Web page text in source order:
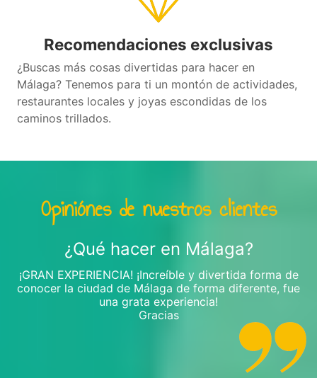
Recomendaciones exclusivas
¿Buscas más cosas divertidas para hacer en
Málaga? Tenemos para ti un montón de actividades,
restaurantes locales y joyas escondidas de los
caminos trillados.
Opiniónes de nuestros clientes
¿Qué hacer en Málaga?
¡GRAN EXPERIENCIA! ¡Increíble y divertida forma de
conocer la ciudad de Málaga de forma diferente, fue
una grata experiencia!
Gracias